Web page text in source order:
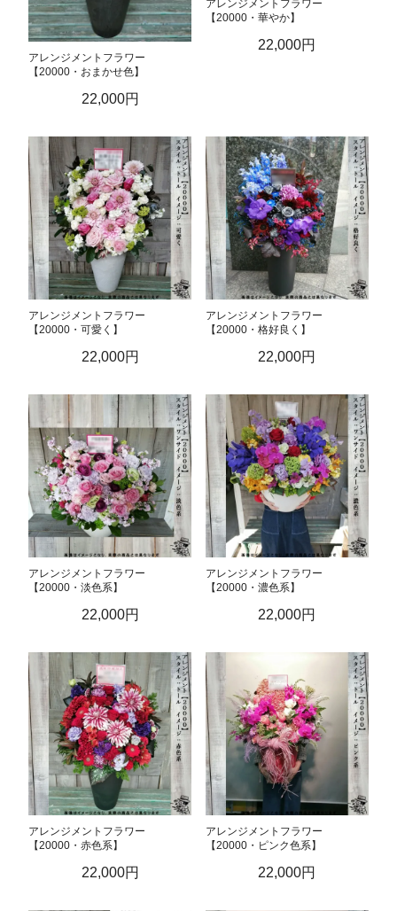
アレンジメントフラワー
【20000・おまかせ色】
22,000円
アレンジメントフラワー
【20000・華やか】
22,000円
アレンジメントフラワー
【20000・可愛く】
22,000円
アレンジメントフラワー
【20000・格好良く】
22,000円
アレンジメントフラワー
【20000・淡色系】
22,000円
アレンジメントフラワー
【20000・濃色系】
22,000円
アレンジメントフラワー
【20000・赤色系】
22,000円
アレンジメントフラワー
【20000・ピンク色系】
22,000円